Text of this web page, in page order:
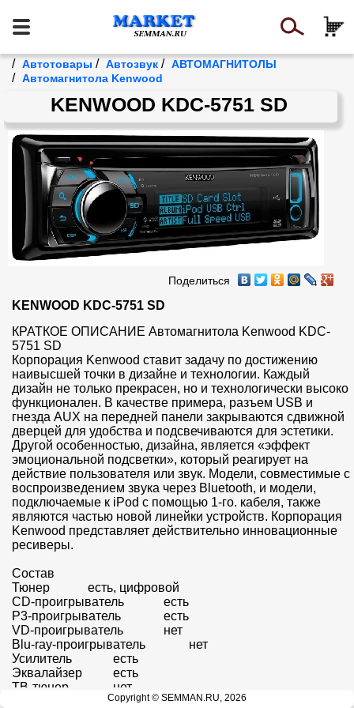
/ Автотовары / Автозвук / АВТОМАГНИТОЛЫ
/ Автомагнитола Kenwood
KENWOOD KDC-5751 SD
Поделиться
KENWOOD KDC-5751 SD
КРАТКОЕ ОПИСАНИЕ Автомагнитола Kenwood KDC-
5751 SD
Корпорация Kenwood ставит задачу по достижению
наивысшей точки в дизайне и технологии. Каждый
дизайн не только прекрасен, но и технологически высоко
функционален. В качестве примера, разъем USB и
гнезда AUX на передней панели закрываются сдвижной
дверцей для удобства и подсвечиваются для эстетики.
Другой особенностью, дизайна, является «эффект
эмоциональной подсветки», который реагирует на
действие пользователя или звук. Модели, совместимые с
воспроизведением звука через Bluetooth, и модели,
подключаемые к iPod с помощью 1-го. кабеля, также
являются частью новой линейки устройств. Корпорация
Kenwood представляет действительно инновационные
ресиверы.
Состав
Тюнер		есть, цифровой
CD-проигрыватель		есть
P3-проигрыватель		есть
VD-проигрыватель		нет
Blu-ray-проигрыватель		нет
Усилитель		есть
Эквалайзер		есть
ТВ-тюнер		нет
Copyright © SEMMAN.RU, 2026